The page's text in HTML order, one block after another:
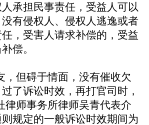
承担民事责任，受益人可以
有侵权人、侵权人逃逸或者
，受害人请求补偿的，受益
偿。
但碍于情面，没有催收欠
了诉讼时效，再打官司时，
律师事务所律师吴青代表介
规定的一般诉讼时效期间为